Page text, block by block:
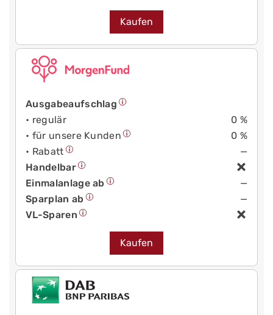
Kaufen
Ausgabeaufschlag
• regulär
0 %
• für unsere Kunden
0 %
• Rabatt
—
Handelbar
Einmalanlage ab
—
Sparplan ab
—
VL-Sparen
Kaufen